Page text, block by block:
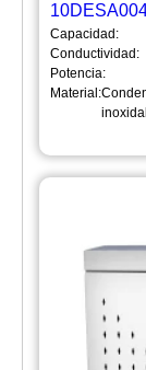
Capacidad:
Conductividad:
Potencia:
Material: